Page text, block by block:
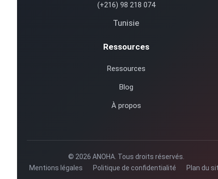
(+216) 98 218 074
Tunisie
Ressources
Ressources
Blog
À propos
© 2026 ANOHA. Tous droits réservés.
Mentions légales
Politique de confidentialité Plan du